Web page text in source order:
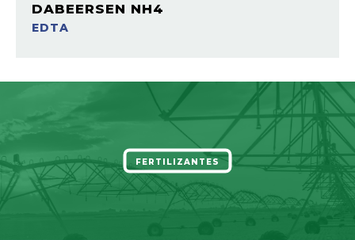
DABEERSEN NH4
EDTA
FERTILIZANTES